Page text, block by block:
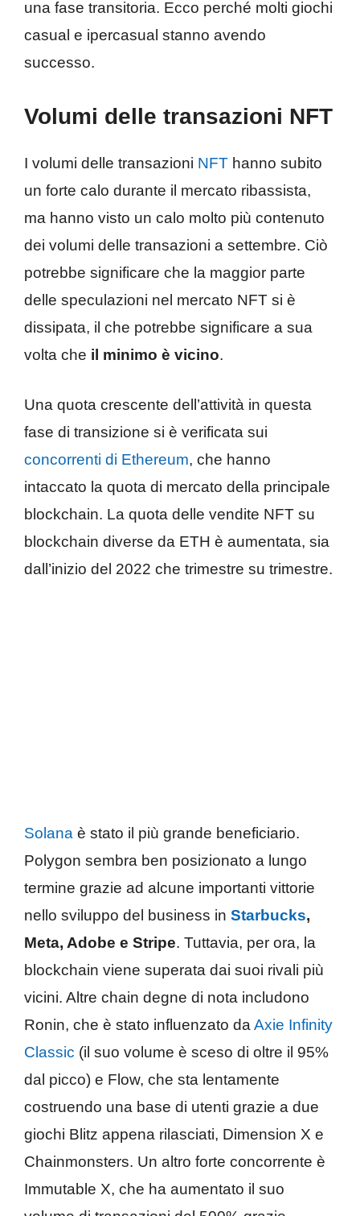
una fase transitoria. Ecco perché molti giochi
casual e ipercasual stanno avendo
successo.
Volumi delle transazioni NFT
I volumi delle transazioni NFT hanno subito
un forte calo durante il mercato ribassista,
ma hanno visto un calo molto più contenuto
dei volumi delle transazioni a settembre. Ciò
potrebbe significare che la maggior parte
delle speculazioni nel mercato NFT si è
dissipata, il che potrebbe significare a sua
volta che il minimo è vicino.
Una quota crescente dell’attività in questa
fase di transizione si è verificata sui
concorrenti di Ethereum, che hanno
intaccato la quota di mercato della principale
blockchain. La quota delle vendite NFT su
blockchain diverse da ETH è aumentata, sia
dall’inizio del 2022 che trimestre su trimestre.
Solana è stato il più grande beneficiario.
Polygon sembra ben posizionato a lungo
termine grazie ad alcune importanti vittorie
nello sviluppo del business in Starbucks,
Meta, Adobe e Stripe. Tuttavia, per ora, la
blockchain viene superata dai suoi rivali più
vicini. Altre chain degne di nota includono
Ronin, che è stato influenzato da Axie Infinity
Classic (il suo volume è sceso di oltre il 95%
dal picco) e Flow, che sta lentamente
costruendo una base di utenti grazie a due
giochi Blitz appena rilasciati, Dimension X e
Chainmonsters. Un altro forte concorrente è
Immutable X, che ha aumentato il suo